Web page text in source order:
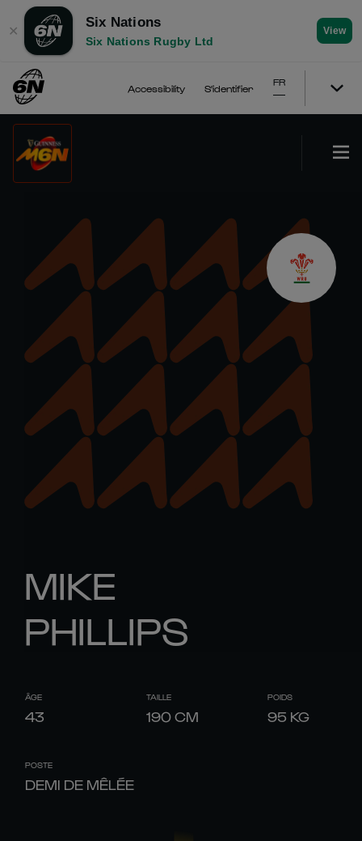
✕
Six Nations
Six Nations Rugby Ltd
View
Accessibility S'identifier
FR
MIKE
PHILLIPS
ÂGE
43
TAILLE
190CM
POIDS
95 KG
POSTE
DEMI DE MÊLÉE